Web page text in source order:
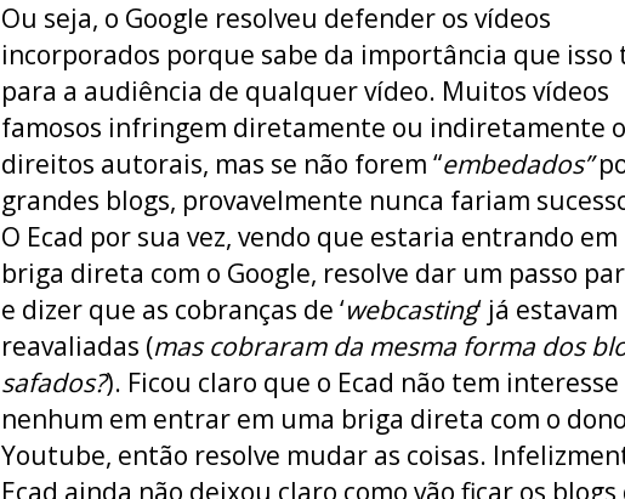
Ou seja, o Google resolveu defender os vídeos
incorporados porque sabe da importância que isso
para a audiência de qualquer vídeo. Muitos vídeos
famosos infringem diretamente ou indiretamente
direitos autorais, mas se não forem “embedados”
grandes blogs, provavelmente nunca fariam
O Ecad por sua vez, vendo que estaria entrando
briga direta com o Google, resolve dar um passo
e dizer que as cobranças de ‘webcasting‘ já
reavaliadas (mas cobraram da mesma forma dos
safados?). Ficou claro que o Ecad não tem interesse
nenhum em entrar em uma briga direta com o
Youtube, então resolve mudar as coisas.